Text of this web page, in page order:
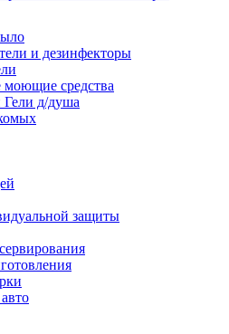
и дезинфекторы
средства
д/душа
защиты